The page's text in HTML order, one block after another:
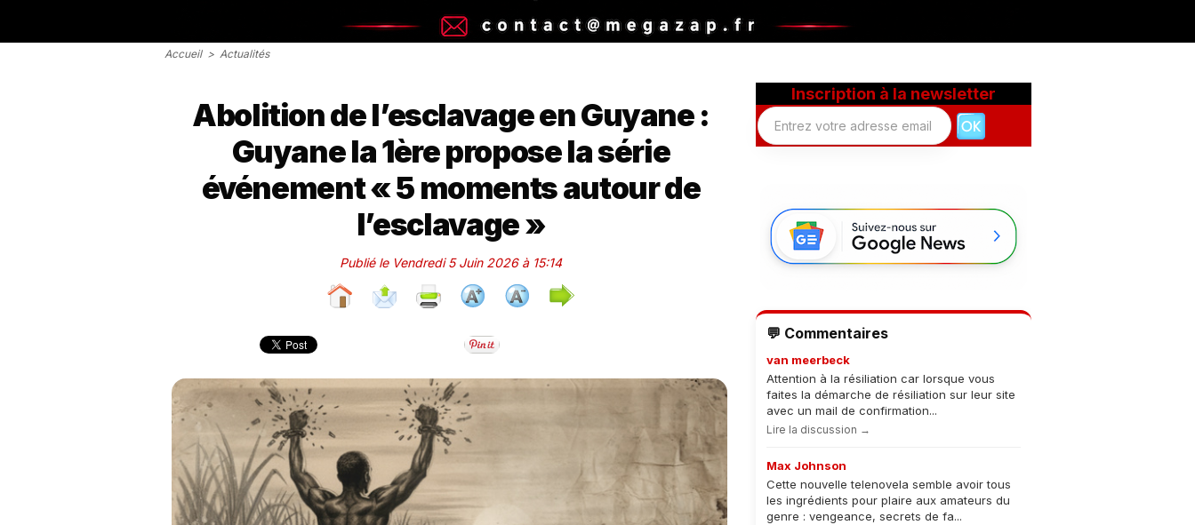
Accueil > Actualités
Abolition de l’esclavage en Guyane :
Guyane la 1ère propose la série
événement « 5 moments autour de
l’esclavage »
Publié le Vendredi 5 Juin 2026 à 15:14
Inscription à la newsletter
💬 Commentaires
van meerbeck
Attention à la résiliation car lorsque vous
faites la démarche de résiliation sur leur site
avec un mail de confirmation...
Lire la discussion →
Max Johnson
Cette nouvelle telenovela semble avoir tous
les ingrédients pour plaire aux amateurs du
genre : vengeance, secrets de fa...